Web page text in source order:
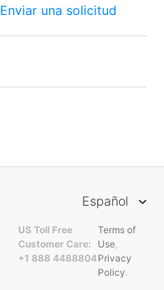
Enviar una solicitud
Español
US Toll Free
Customer Care:
+1 888 4488804
Terms of
Use,
Privacy
Policy.